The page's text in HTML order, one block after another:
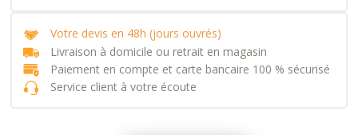
Votre devis en 48h (jours ouvrés)
Livraison à domicile ou retrait en magasin
Paiement en compte et carte bancaire 100 % sécurisé
Service client à votre écoute